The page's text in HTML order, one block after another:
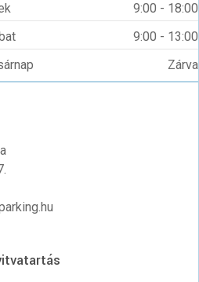
9:00 - 18:00
9:00 - 13:00
Zárva